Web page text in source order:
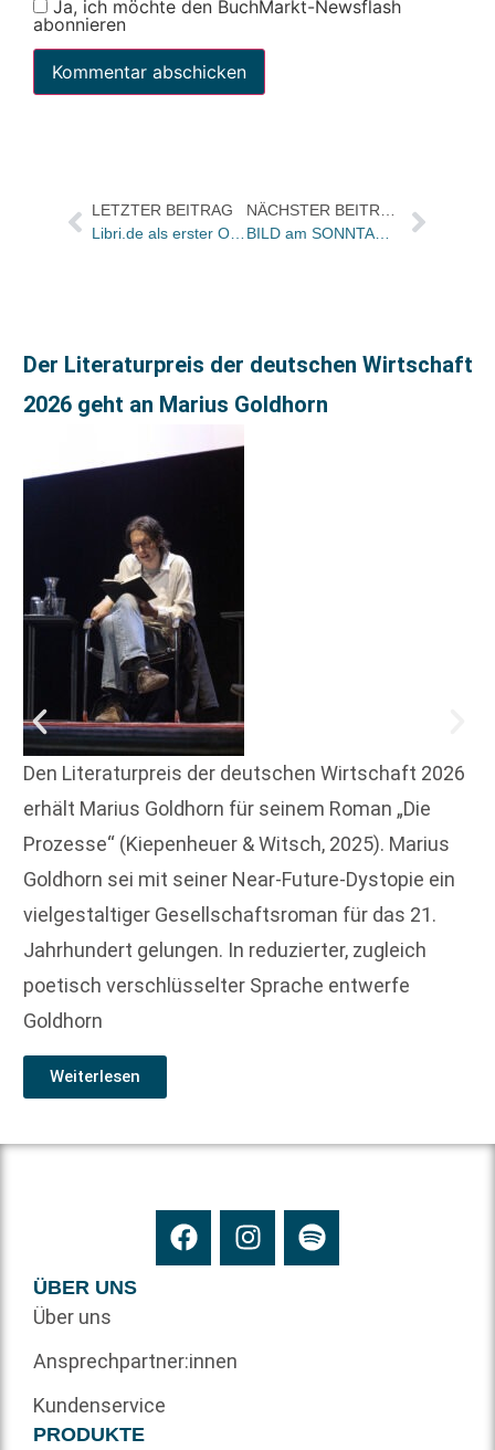
Ja, ich möchte den BuchMarkt-Newsflash
abonnieren
LETZTER BEITRAG
Libri.de als erster Online-Händler mit MP3-Audiotouren zu aktuellen Ausstellungen
NÄCHSTER BEITRAG
BILD am SONNTAG-FANTASY-BIBLIOTHEK startet am 16. Oktober / Zum Start 50 000 Exemplare von Band 1 als Geschenk für die Leser
Der Literaturpreis der deutschen Wirtschaft
2026 geht an Marius Goldhorn
Den Literaturpreis der deutschen Wirtschaft 2026
erhält Marius Goldhorn für seinem Roman „Die
Prozesse“ (Kiepenheuer & Witsch, 2025). Marius
Goldhorn sei mit seiner Near-Future-Dystopie ein
vielgestaltiger Gesellschaftsroman für das 21.
Jahrhundert gelungen. In reduzierter, zugleich
poetisch verschlüsselter Sprache entwerfe
Goldhorn
Weiterlesen
ÜBER UNS
Über uns
Ansprechpartner:innen
Kundenservice
PRODUKTE